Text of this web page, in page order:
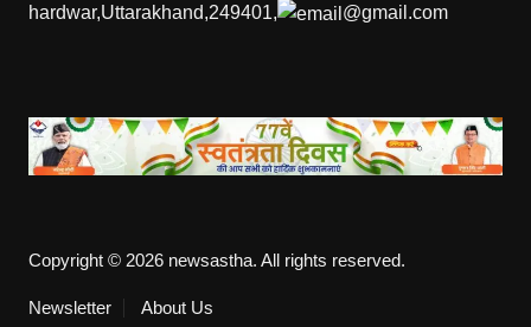
hardwar,Uttarakhand,249401, @gmail.com
Copyright © 2026 newsastha. All rights reserved.
Newsletter About Us